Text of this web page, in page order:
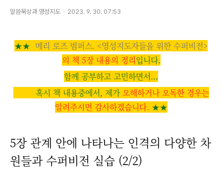
말씀묵상과 영성지도 2023. 9. 30. 07:53
★★ 메리 로즈 범퍼스. <영성지도자들을 위한 수퍼비전>
의 책 5장 내용의 정리입니다.
함께 공부하고 고민하면서...
혹시 책 내용중에서, 제가오해하거나 오독한 경우는
알려주시면 감사하겠습니다. ★★
5장 관계 안에 나타나는 인격의 다양한 차
원들과 수퍼비전 실습 (2/2)